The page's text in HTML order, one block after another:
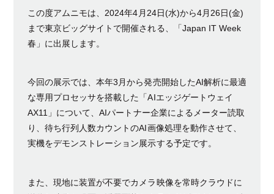
この度アムニモは、2024年4月24日(水)から4月26日(金)
まで東京ビッグサイトで開催される、「Japan IT Week
春」に出展します。
今回の展示では、本年3月から発売開始したAI解析に最適
な専用プロセッサを搭載した「AIエッジゲートウェイ
AX11」について、AIパートナー企業によるメーター読取
り、待ち行列人数カウントのAI画像処理を動作させて、
実機をデモンストレーション展示する予定です。
また、現地に装置が不要でカメラ映像を常時クラウドに